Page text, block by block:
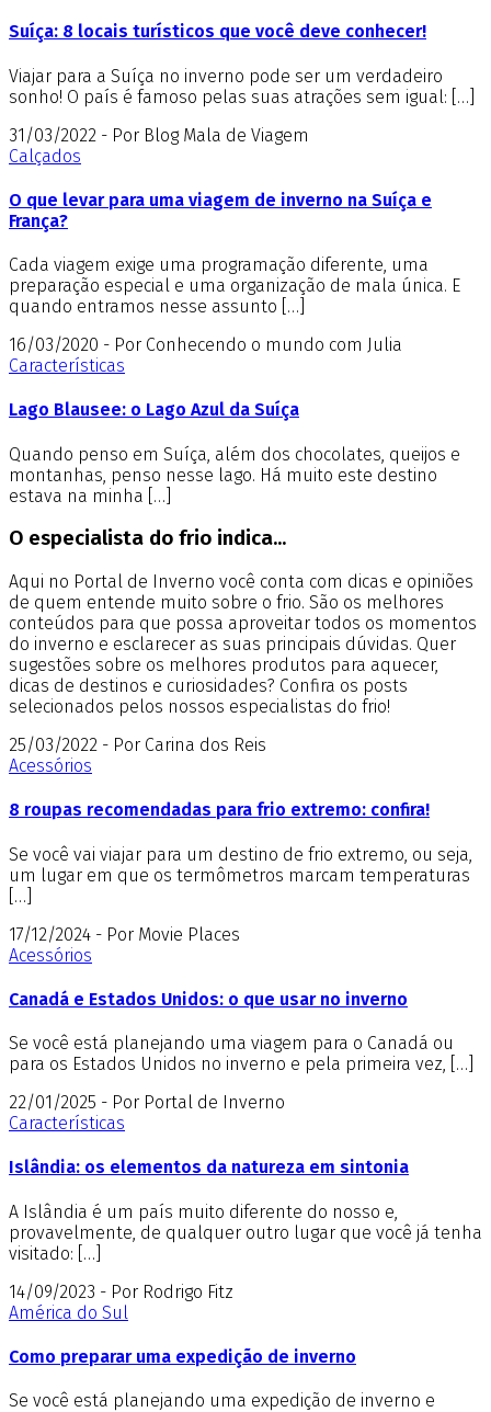
Suíça: 8 locais turísticos que você deve conhecer!
Viajar para a Suíça no inverno pode ser um verdadeiro
sonho! O país é famoso pelas suas atrações sem igual: […]
31/03/2022 - Por Blog Mala de Viagem
Calçados
O que levar para uma viagem de inverno na Suíça e
França?
Cada viagem exige uma programação diferente, uma
preparação especial e uma organização de mala única. E
quando entramos nesse assunto […]
16/03/2020 - Por Conhecendo o mundo com Julia
Características
Lago Blausee: o Lago Azul da Suíça
Quando penso em Suíça, além dos chocolates, queijos e
montanhas, penso nesse lago. Há muito este destino
estava na minha […]
O especialista do frio indica...
Aqui no Portal de Inverno você conta com dicas e opiniões
de quem entende muito sobre o frio. São os melhores
conteúdos para que possa aproveitar todos os momentos
do inverno e esclarecer as suas principais dúvidas. Quer
sugestões sobre os melhores produtos para aquecer,
dicas de destinos e curiosidades? Confira os posts
selecionados pelos nossos especialistas do frio!
25/03/2022 - Por Carina dos Reis
Acessórios
8 roupas recomendadas para frio extremo: confira!
Se você vai viajar para um destino de frio extremo, ou seja,
um lugar em que os termômetros marcam temperaturas
[…]
17/12/2024 - Por Movie Places
Acessórios
Canadá e Estados Unidos: o que usar no inverno
Se você está planejando uma viagem para o Canadá ou
para os Estados Unidos no inverno e pela primeira vez, […]
22/01/2025 - Por Portal de Inverno
Características
Islândia: os elementos da natureza em sintonia
A Islândia é um país muito diferente do nosso e,
provavelmente, de qualquer outro lugar que você já tenha
visitado: […]
14/09/2023 - Por Rodrigo Fitz
América do Sul
Como preparar uma expedição de inverno
Se você está planejando uma expedição de inverno e